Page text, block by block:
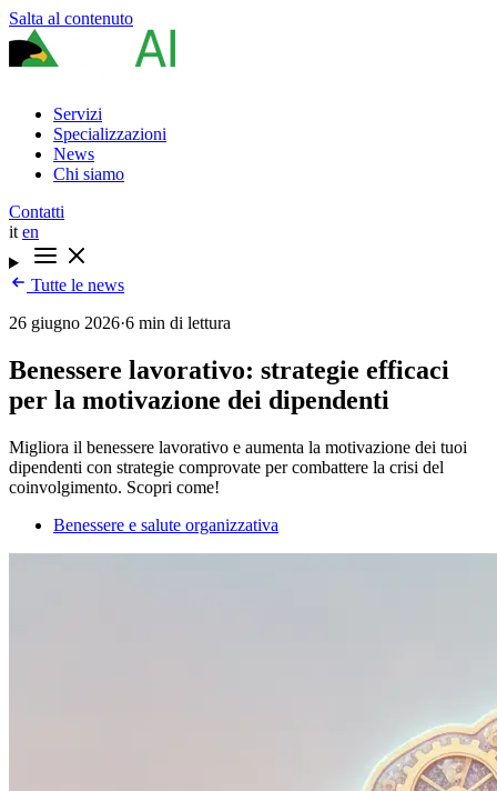
Salta al contenuto
Servizi
Specializzazioni
News
Chi siamo
Contatti
it en
Tutte le news
26 giugno 2026·6 min di lettura
Benessere lavorativo: strategie efficaci
per la motivazione dei dipendenti
Migliora il benessere lavorativo e aumenta la motivazione dei tuoi
dipendenti con strategie comprovate per combattere la crisi del
coinvolgimento. Scopri come!
Benessere e salute organizzativa